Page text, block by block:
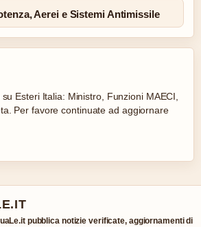
Aerei e Sistemi Antimissile
Esteri Italia: Ministro, Funzioni MAECI,
Per favore continuate ad aggiornare
pubblica notizie verificate, aggiornamenti di